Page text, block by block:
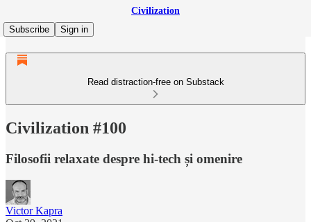
Civilization
Subscribe
Sign in
Read distraction-free on Substack
Civilization #100
Filosofii relaxate despre hi-tech și omenire
Victor Kapra